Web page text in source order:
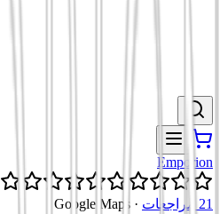
Emporion
21 مراجعات
·
Google Maps